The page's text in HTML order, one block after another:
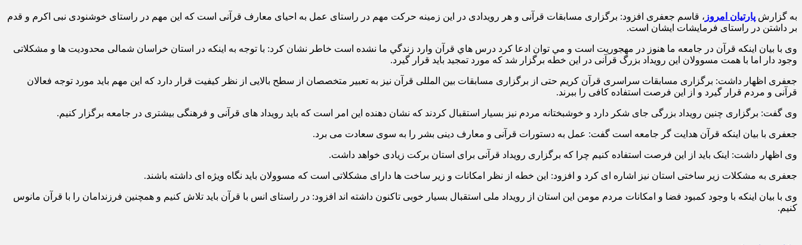
به گزارش پارتیان امروز ، قاسم جعفری افزود: برگزاری مسابقات قرآنی و هر رویدادی در این زمینه حرکت مهم در راستای عمل به احیای معارف قرآنی است که این مهم در راستای خوشنودی نبی اکرم و قدم
بر داشتن در راستای فرمایشات ایشان است.
وی با بیان اینکه قرآن در جامعه ما هنوز در مهجوريت است و مي توان ادعا كرد درس هاي قرآن وارد زندگي ما نشده است خاطر نشان کرد: با توجه به اینکه در استان خراسان شمالی محدودیت ها و مشکلاتی
وجود دار اما با همت مسوولان این رویداد بزرگ قرآنی در این خطه برگزار شد که مورد تمجید باید قرار گیرد.
جعفری اظهار داشت: برگزاری مسابقات سراسری قرآن کریم حتی از برگزاری مسابقات بین المللی قرآن نیز به تعبیر متخصصان از سطح بالایی از نظر کیفیت قرار دارد که این مهم باید مورد توجه فعالان
قرآنی و مردم قرار گیرد و از این فرصت استفاده کافی را ببرند.
وی گفت: برگزاری چنین رویداد بزرگی جای شکر دارد و خوشبختانه مردم نیز بسیار استقبال کردند که نشان دهنده این امر است که باید رویداد های قرآنی و فرهنگی بیشتری در جامعه برگزار کنیم.
جعفری با بیان اینکه قرآن هدایت گر جامعه است گفت: عمل به دستورات قرآنی و معارف دینی بشر را به سوی سعادت می برد.
وی اظهار داشت: اینک باید از این فرصت استفاده کنیم چرا که برگزاری رویداد قرآنی برای استان برکت زیادی خواهد داشت.
جعفری به مشکلات زیر ساختی استان نیز اشاره ای کرد و افزود: این خطه از نظر امکانات و زیر ساخت ها دارای مشکلاتی است که مسوولان باید نگاه ویژه ای داشته باشند.
وی با بیان اینکه با وجود کمبود فضا و امکانات مردم مومن این استان از رویداد ملی استقبال بسیار خوبی تاکنون داشته اند افزود: در راستای انس با قرآن باید تلاش کنیم و همچنین فرزندامان را با قرآن مانوس
کنیم.